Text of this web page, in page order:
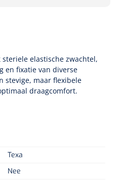
- gebogen - 14 cm - 1 st
elastische zwachtel,
en fixatie van diverse
stevige, maar flexibele
draagcomfort.
Texa
Nee